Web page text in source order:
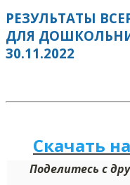
РЕЗУЛЬТАТЫ
ДЛЯ
30.11.2022
Скачать
Поделитесь с